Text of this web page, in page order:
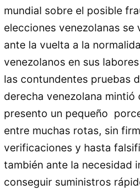
mundial sobre el posible
elecciones venezolanas se
ante la vuelta a la
venezolanos en sus
las contundentes pruebas
derecha venezolana mintió
presento un pequeño
entre muchas rotas, sin
verificaciones y hasta
también ante la necesidad
conseguir suministros